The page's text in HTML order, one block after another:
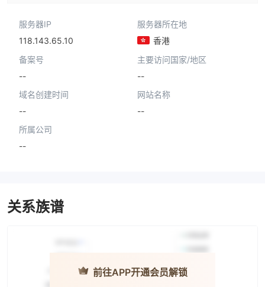
服务器IP
118.143.65.10
服务器所在地
香港
备案号
--
主要访问国家/地区
--
域名创建时间
--
网站名称
--
所属公司
--
关系族谱
前往APP开通会员解锁
Fubon